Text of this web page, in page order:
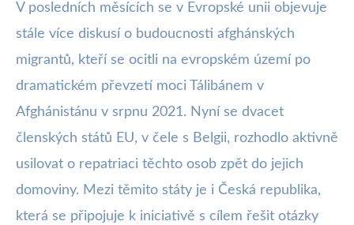
Belgii
V posledních měsících se v Evropské unii objevuje
stále více diskusí o budoucnosti afghánských
migrantů, kteří se ocitli na evropském území po
dramatickém převzetí moci Tálibánem v
Afghánistánu v srpnu 2021. Nyní se dvacet
členských států EU, v čele s Belgii, rozhodlo aktivně
usilovat o repatriaci těchto osob zpět do jejich
domoviny. Mezi těmito státy je i Česká republika,
která se připojuje k iniciativě s cílem řešit otázky